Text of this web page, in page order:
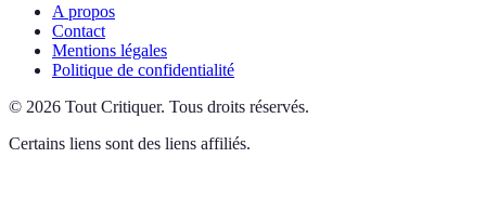
A propos
Contact
Mentions légales
Politique de confidentialité
© 2026 Tout Critiquer. Tous droits réservés.
Certains liens sont des liens affiliés.